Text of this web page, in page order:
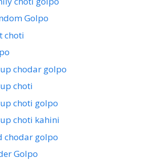
Golpo
choti
chodar golpo
choti
choti golpo
choti kahini
chodar golpo
Golpo